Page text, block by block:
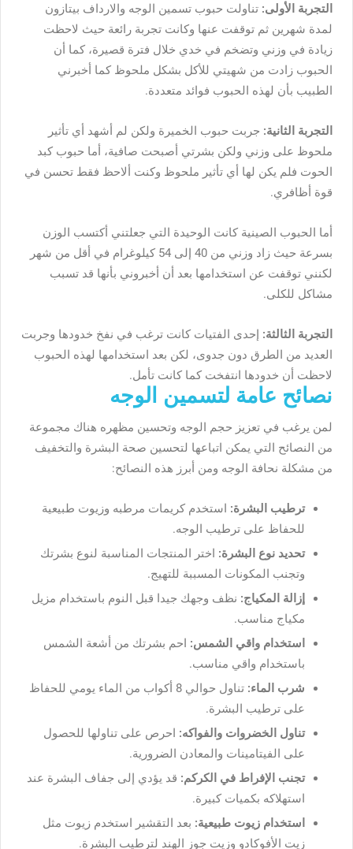
التجربة الأولى: تناولت حبوب تسمين الوجه والارداف بيتازون
لمدة شهرين ثم توقفت عنها وكانت تجربة رائعة حيث لاحظت
زيادة في وزني وتضخم في خدي خلال فترة قصيرة، كما أن
الحبوب زادت من شهيتي للأكل بشكل ملحوظ كما أخبرني
الطبيب بأن لهذه الحبوب فوائد متعددة.
التجربة الثانية: جربت حبوب الخميرة ولكن لم أشهد أي تأثير
ملحوظ على وزني ولكن بشرتي أصبحت صافية، أما حبوب كبد
الحوت فلم يكن لها أي تأثير ملحوظ وكنت ألاحظ فقط تحسن في
قوة أظافري.
أما الحبوب الصينية كانت الوحيدة التي جعلتني أكتسب الوزن
بسرعة حيث زاد وزني من 40 إلى 54 كيلوغرام في أقل من شهر
لكنني توقفت عن استخدامها بعد أن أخبروني بأنها قد تسبب
مشاكل للكلى.
التجربة الثالثة: إحدى الفتيات كانت ترغب في نفخ خدودها وجربت
العديد من الطرق دون جدوى، لكن بعد استخدامها لهذه الحبوب
لاحظت أن خدودها انتفخت كما كانت تأمل.
نصائح عامة لتسمين الوجه
لمن يرغب في تعزيز حجم الوجه وتحسين مظهره هناك مجموعة
من النصائح التي يمكن اتباعها لتحسين صحة البشرة والتخفيف
من مشكلة نحافة الوجه ومن أبرز هذه النصائح:
ترطيب البشرة: استخدم كريمات مرطبه وزيوت طبيعية
للحفاظ على ترطيب الوجه.
تحديد نوع البشرة: اختر المنتجات المناسبة لنوع بشرتك
وتجنب المكونات المسببة للتهيج.
إزالة المكياج: نظف وجهك جيدا قبل النوم باستخدام مزيل
مكياج مناسب.
استخدام واقي الشمس: احم بشرتك من أشعة الشمس
باستخدام واقي مناسب.
شرب الماء:
تناول حوالي 8 أكواب من الماء يومي للحفاظ
على ترطيب البشرة.
تناول الخضروات والفواكه: احرص على تناولها للحصول
على الفيتامينات والمعادن الضرورية.
تجنب الإفراط في الكركم: قد يؤدي إلى جفاف البشرة عند
استهلاكه بكميات كبيرة.
استخدام زيوت طبيعية: بعد التقشير استخدم زيوت مثل
زيت الأفوكادو وزيت جوز الهند لترطيب البشرة.